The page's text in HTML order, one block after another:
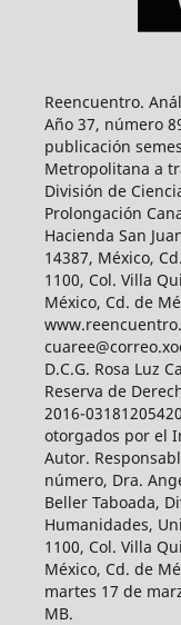
Reencuentro.
Año 37, número
publicación
Metropolitana a
División de
Prolongación
Hacienda San
14387, México,
1100, Col. Villa
México, Cd. de
D.C.G. Rosa Luz
Reserva de
2016-
otorgados por el
Autor.
número, Dra.
Beller Taboada,
Humanidades,
1100, Col. Villa
México, Cd. de
martes 17 de
MB.